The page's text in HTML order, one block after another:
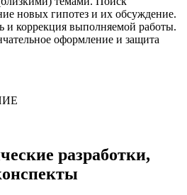
новых гипотез и их обсуждение.
коррекция выполняемой работы.
оформление и защита
разработки,